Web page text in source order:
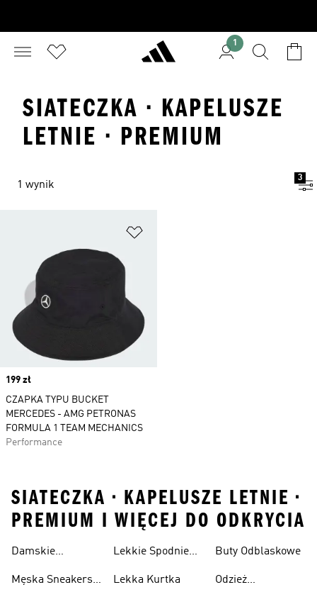
1
SIATECZKA · KAPELUSZE
LETNIE · PREMIUM
1 wynik
3
Price
199 zł
CZAPKA TYPU BUCKET
MERCEDES - AMG PETRONAS
FORMULA 1 TEAM MECHANICS
Performance
SIATECZKA • KAPELUSZE LETNIE •
PREMIUM I WIĘCEJ DO ODKRYCIA
Damskie
Przewiewne
Męska Sneakersy
Lekkie Spodnie
Lekka Kurtka
Buty Odblaskowe
Odzież